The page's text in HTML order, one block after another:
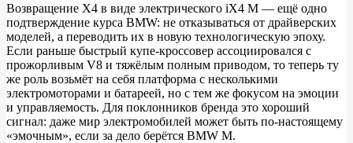
Возвращение X4 в виде электрического iX4 M — ещё одно
подтверждение курса BMW: не отказываться от драйверских
моделей, а переводить их в новую технологическую эпоху.
Если раньше быстрый купе‑кроссовер ассоциировался с
прожорливым V8 и тяжёлым полным приводом, то теперь ту
же роль возьмёт на себя платформа с несколькими
электромоторами и батареей, но с тем же фокусом на эмоции
и управляемость. Для поклонников бренда это хороший
сигнал: даже мир электромобилей может быть по‑настоящему
«эмочным», если за дело берётся BMW M.